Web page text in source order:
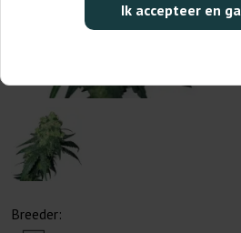
Ik accepteer en
Breeder: